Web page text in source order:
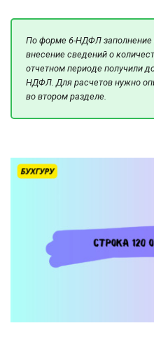
По форме 6-НДФЛ заполнение
внесение сведений о
отчетном периоде получили
НДФЛ. Для расчетов нужно
во втором разделе.